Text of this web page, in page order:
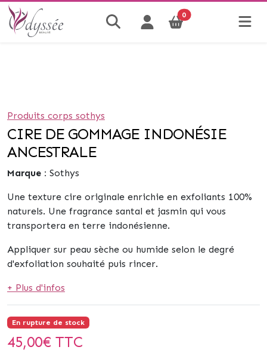
0
Produits corps sothys
CIRE DE GOMMAGE INDONÉSIE
ANCESTRALE
Marque : Sothys
Une texture cire originale enrichie en exfoliants 100%
naturels. Une fragrance santal et jasmin qui vous
transportera en terre indonésienne.
Appliquer sur peau sèche ou humide selon le degré
d'exfoliation souhaité puis rincer.
+ Plus d'infos
En rupture de stock
45,00€ TTC